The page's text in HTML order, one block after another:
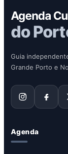
Agenda
do
Guia
Grande Porto e
Agenda